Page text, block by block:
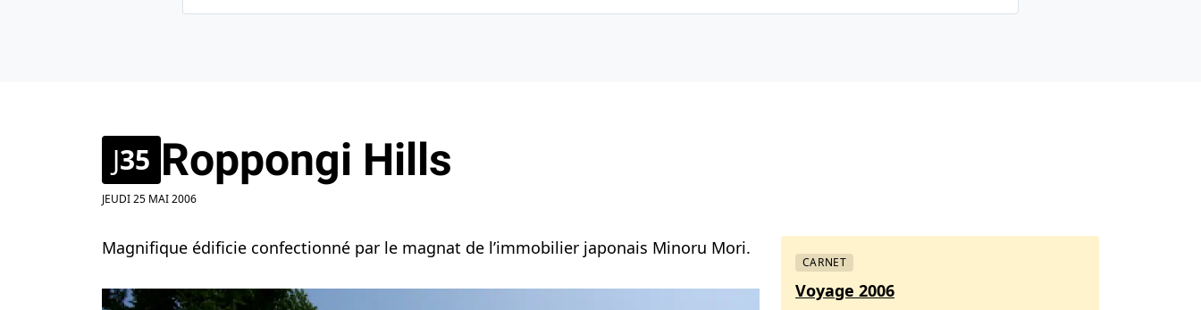
J35 Roppongi Hills
JEUDI 25 MAI 2006
Magnifique édificie confectionné par le magnat de l’immobilier japonais Minoru Mori.
CARNET
Voyage 2006